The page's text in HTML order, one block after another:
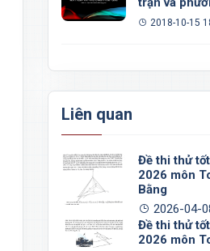
2018-10-15
Liên quan
Đề thi thử
2026 môn
Bằng
2026-04-
Đề thi thử
2026 môn